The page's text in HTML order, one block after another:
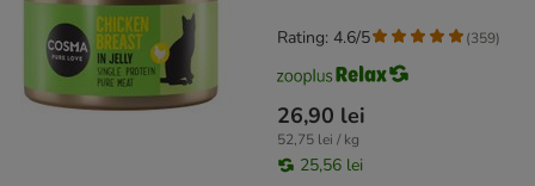
26,90 lei
52,75 lei / kg
25,56 lei
Rating: 4.6/5 (359)